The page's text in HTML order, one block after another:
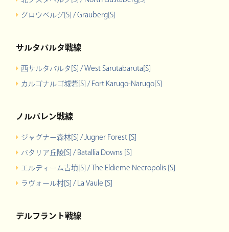
グロウベルグ[S] / Grauberg[S]
サルタバルタ戦線
西サルタバルタ[S] / West Sarutabaruta[S]
カルゴナルゴ城砦[S] / Fort Karugo-Narugo[S]
ノルバレン戦線
ジャグナー森林[S] / Jugner Forest [S]
バタリア丘陵[S] / Batallia Downs [S]
エルディーム古墳[S] / The Eldieme Necropolis [S]
ラヴォール村[S] / La Vaule [S]
デルフラント戦線